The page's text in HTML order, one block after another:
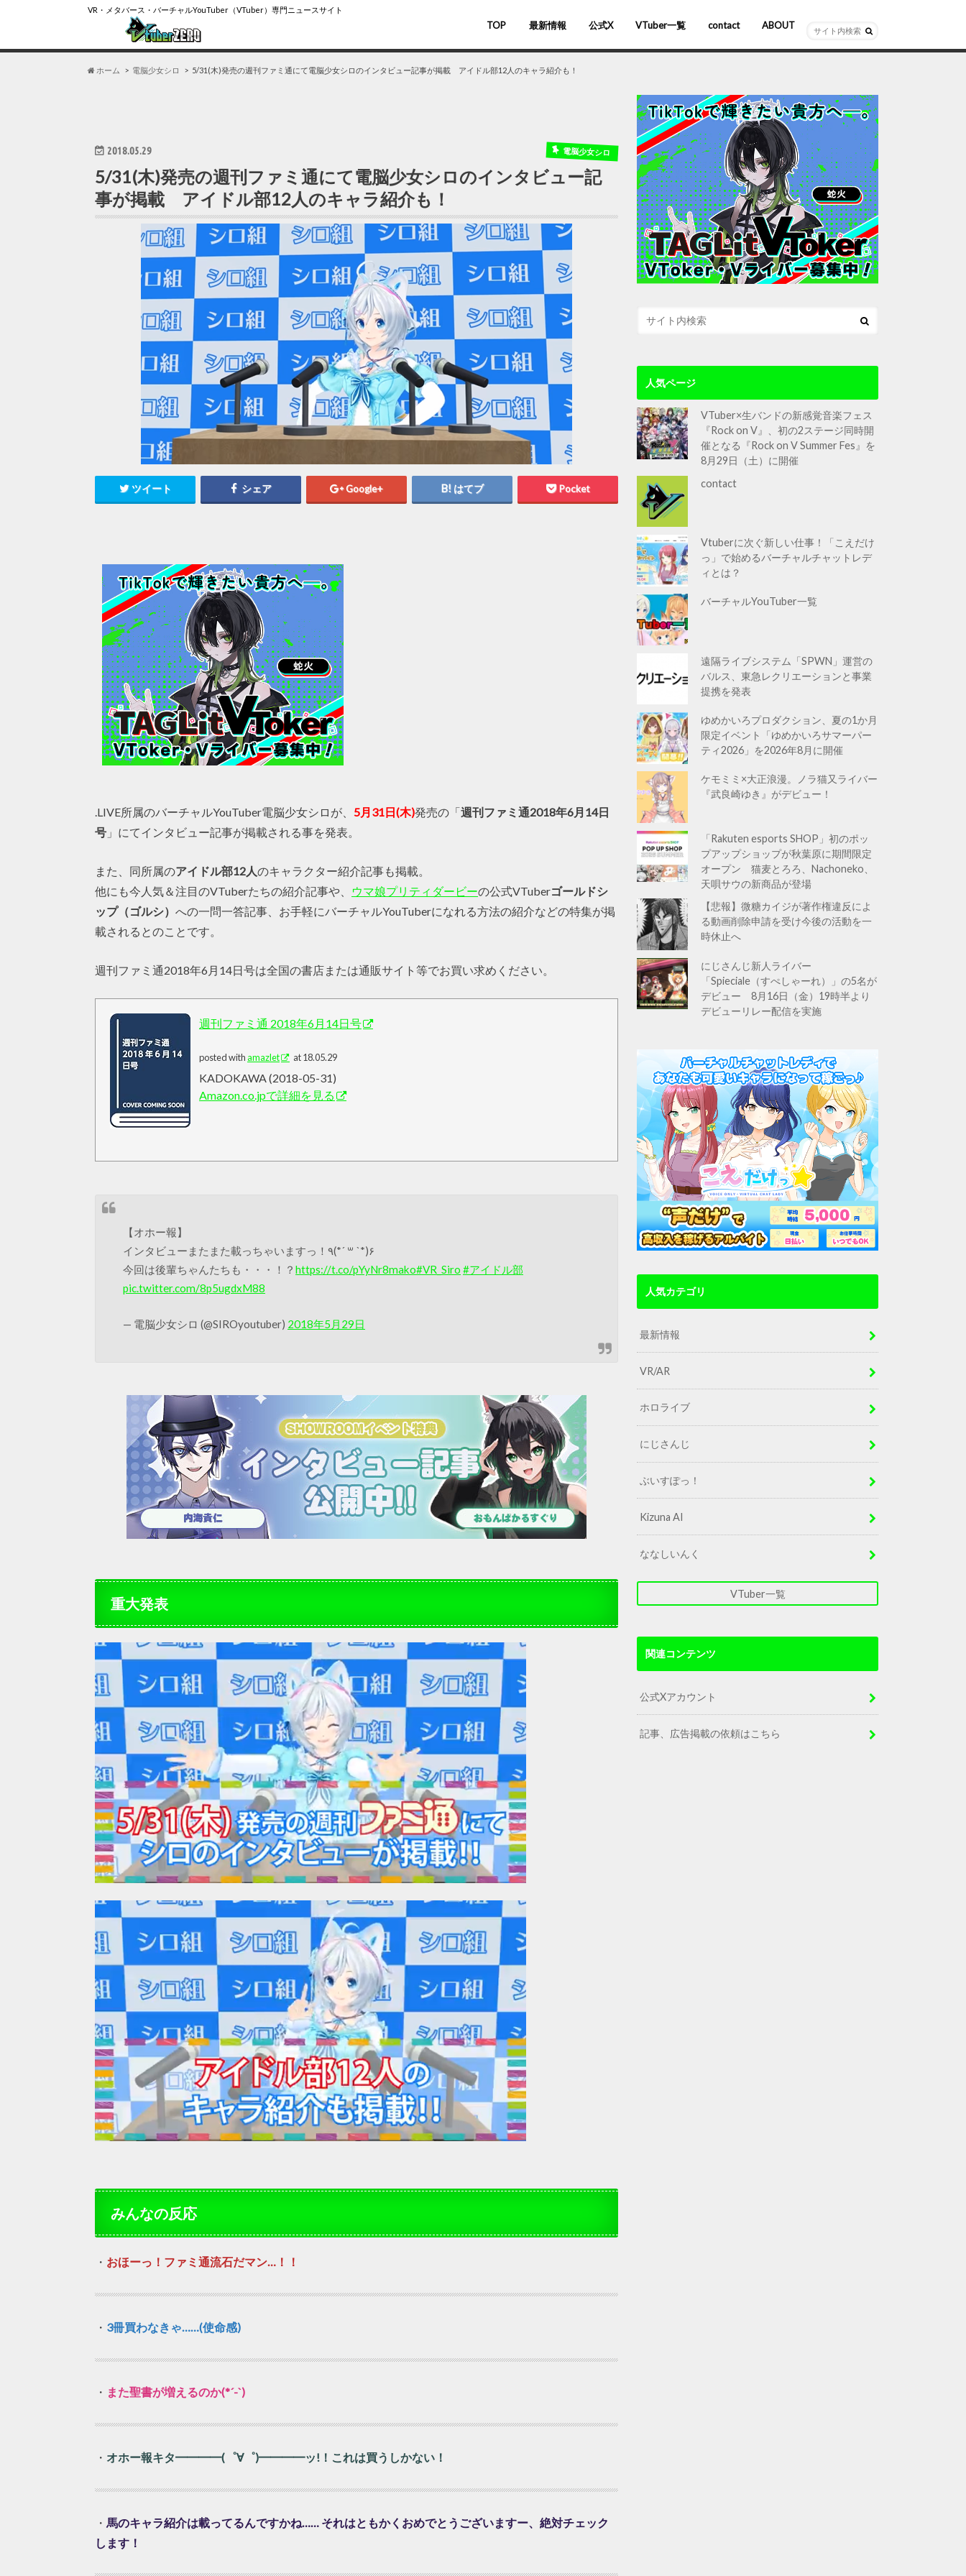
VR・メタバース・バーチャルYouTuber（VTuber）専門ニュースサイト
TOP 最新情報 公式X VTuber一覧
バーチャルYouTuber
VR/AR
ホロライブ
にじさんじ
ななしいんく
ぶいすぽっ！
contact ABOUT
ホーム 電脳少女シロ 5/31(木)発売の週刊ファミ通にて電脳少女シロのインタビュー記事が掲載 アイドル部12人のキャラ紹介も！
2018.05.29 電脳少女シロ
5/31(木)発売の週刊ファミ通にて電脳少女シロのインタビュー記
事が掲載 アイドル部12人のキャラ紹介も！
ツイート シェア Google+ はてブ Pocket
.LIVE所属のバーチャルYouTuber電脳少女シロが、 5月31日(木)発売の「週刊ファミ通2018年6月14日
号 」にてインタビュー記事が掲載される事を発表。
また、同所属のアイドル部12人のキャラクター紹介記事も掲載。
他にも今人気＆注目のVTuberたちの紹介記事や、
ウマ娘プリティダービーの公式VTuberゴールドシ
ップ（ゴルシ） への一問一答記事、お手軽にバーチャルYouTuberになれる方法の紹介などの特集が掲
載されるとのことです。
週刊ファミ通2018年6月14日号は全国の書店または通販サイト等でお買い求めください。
週刊ファミ通 2018年6月14日号
posted withamazlet at 18.05.29
KADOKAWA (2018-05-31)
Amazon.co.jpで詳細を見る
【オホー報】
インタビューまたまた載っちゃいますっ！٩(*´ ꒳ `*)۶
今回は後輩ちゃんたちも・・・！？ https://t.co/pYyNr8mako#VR_Siro #アイドル部
pic.twitter.com/8p5ugdxM88
— 電脳少女シロ (@SIROyoutuber) 2018年5月29日
重大発表
みんなの反応
・ おほーっ！ファミ通流石だマン…！！
・ 3冊買わなきゃ……(使命感)
・ また聖書が増えるのか(*´-`)
・ オホー報キタ━━━━(゜∀゜)━━━━ッ!！これは買うしかない！
・ 馬のキャラ紹介は載ってるんですかね…… それはともかくおめでとうございますー、絶対チェック
します！
人気ページ
VTuber×生バンドの新感覚音楽フェス
『Rock on V』、初の2ステージ同時開
催となる『Rock on V Summer Fes』を
8月29日（土）に開催
contact
Vtuberに次ぐ新しい仕事！「こえだけ
っ」で始めるバーチャルチャットレデ
ィとは？
バーチャルYouTuber一覧
遠隔ライブシステム「SPWN」運営の
バルス、東急レクリエーションと事業
提携を発表
ゆめかいろプロダクション、夏の1か月
限定イベント「ゆめかいろサマーパー
ティ2026」を2026年8月に開催
ケモミミ×大正浪漫。ノラ猫又ライバー
『武良崎ゆき』がデビュー！
「Rakuten esports SHOP」初のポッ
プアップショップが秋葉原に期間限定
オープン 猫麦とろろ、Nachoneko、
天唄サウの新商品が登場
【悲報】微糖カイジが著作権違反によ
る動画削除申請を受け今後の活動を一
時休止へ
にじさんじ新人ライバー
「Spieciale（すぺしゃーれ）」の5名が
デビュー 8月16日（金）19時半より
デビューリレー配信を実施
人気カテゴリ
最新情報
VR/AR
ホロライブ
にじさんじ
ぶいすぽっ！
Kizuna AI
ななしいんく
VTuber一覧
関連コンテンツ
公式Xアカウント
記事、広告掲載の依頼はこちら